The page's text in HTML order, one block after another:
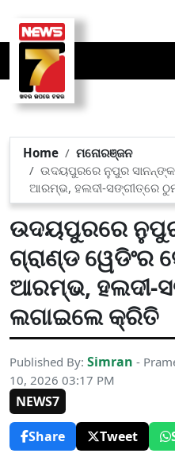
Home
ମନୋରଞ୍ଜନ
ଉଦୟପୁରରେ ନୁପୁର
ଆରମ୍ଭ, ହଲଦୀ-ସଙ୍ଗୀତ୍‌ରେ
ଉଦୟପୁରରେ
ଗ୍ରାଣ୍ଡ ୱେଡିଂର
ଆରମ୍ଭ, ହଲଦୀ-
ଲଗାଇଲେ କ୍ରିତି
Published By: Simran -
10, 2026 03:17 PM
NEWS7
Share
Tweet